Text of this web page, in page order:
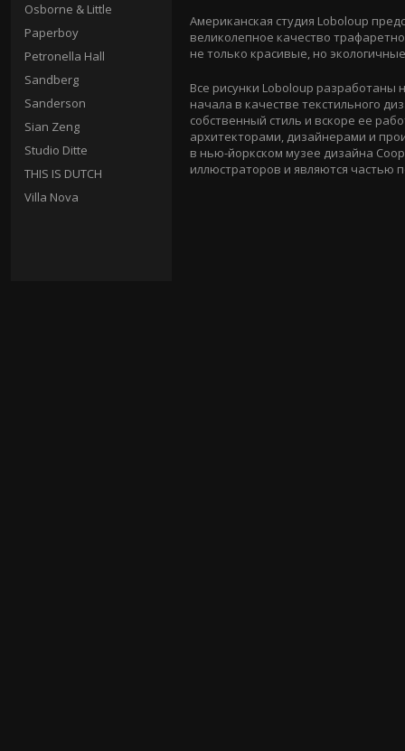
Osborne & Little
Paperboy
Petronella Hall
Sandberg
Sanderson
Sian Zeng
Studio Ditte
THIS IS DUTCH
Villa Nova
Американская студия Loboloup
великолепное качество
не только красивые, но
Все рисунки Loboloup разработаны
начала в качестве текстильного
собственный стиль и вскоре ее
архитекторами, дизайнерами и
в нью-йоркском музее дизайна
иллюстраторов и являются частью